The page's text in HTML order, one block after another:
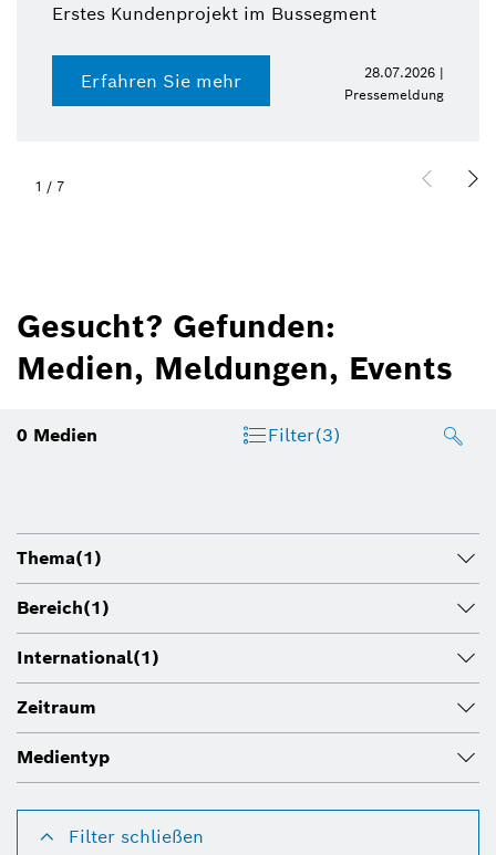
Erstes Kundenprojekt im Bussegment
Erfahren Sie mehr
28.07.2026 |
Pressemeldung
1 / 7
Gesucht? Gefunden:
Medien, Meldungen, Events
0 Medien Filter(3)
Thema(1)
Bereich(1)
International(1)
Zeitraum
Medientyp
Filter schließen